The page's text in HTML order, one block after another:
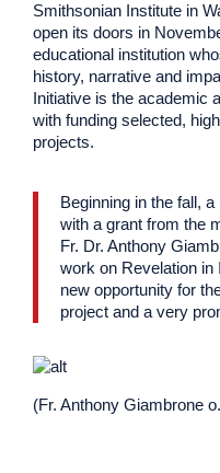
Smithsonian Institute in
open its doors in
educational institution
history, narrative and
Initiative is the academic
with funding selected,
projects.
Beginning in the fall,
with a grant from the
Fr. Dr. Anthony
work on Revelation in
new opportunity for
project and a very
(Fr. Anthony Giambrone